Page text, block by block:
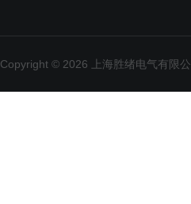
Copyright © 2026 上海胜绪电气有限